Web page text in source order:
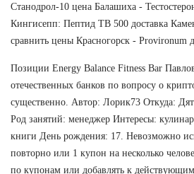
Станодрол-10 цена Балашиха -
Кингисепп: Пептид TB 500 доставка
сравнить цены Красногорск - Provironum
Позиции Energy Balance Fitness Bar
отечественных банков по вопросу о
существенно. Автор: Лорик73 Откуда:
Род занятий: менеджер Интересы:
книги День рождения: 17. Невозможно
повторно или 1 купон на несколько
по купонам или добавлять к